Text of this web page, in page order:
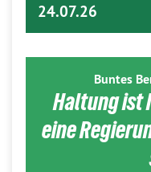
24.07.26
Buntes
Haltung ist
eine